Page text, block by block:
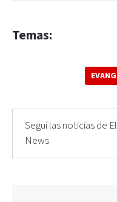
Temas:
Seguí las noticias de
News